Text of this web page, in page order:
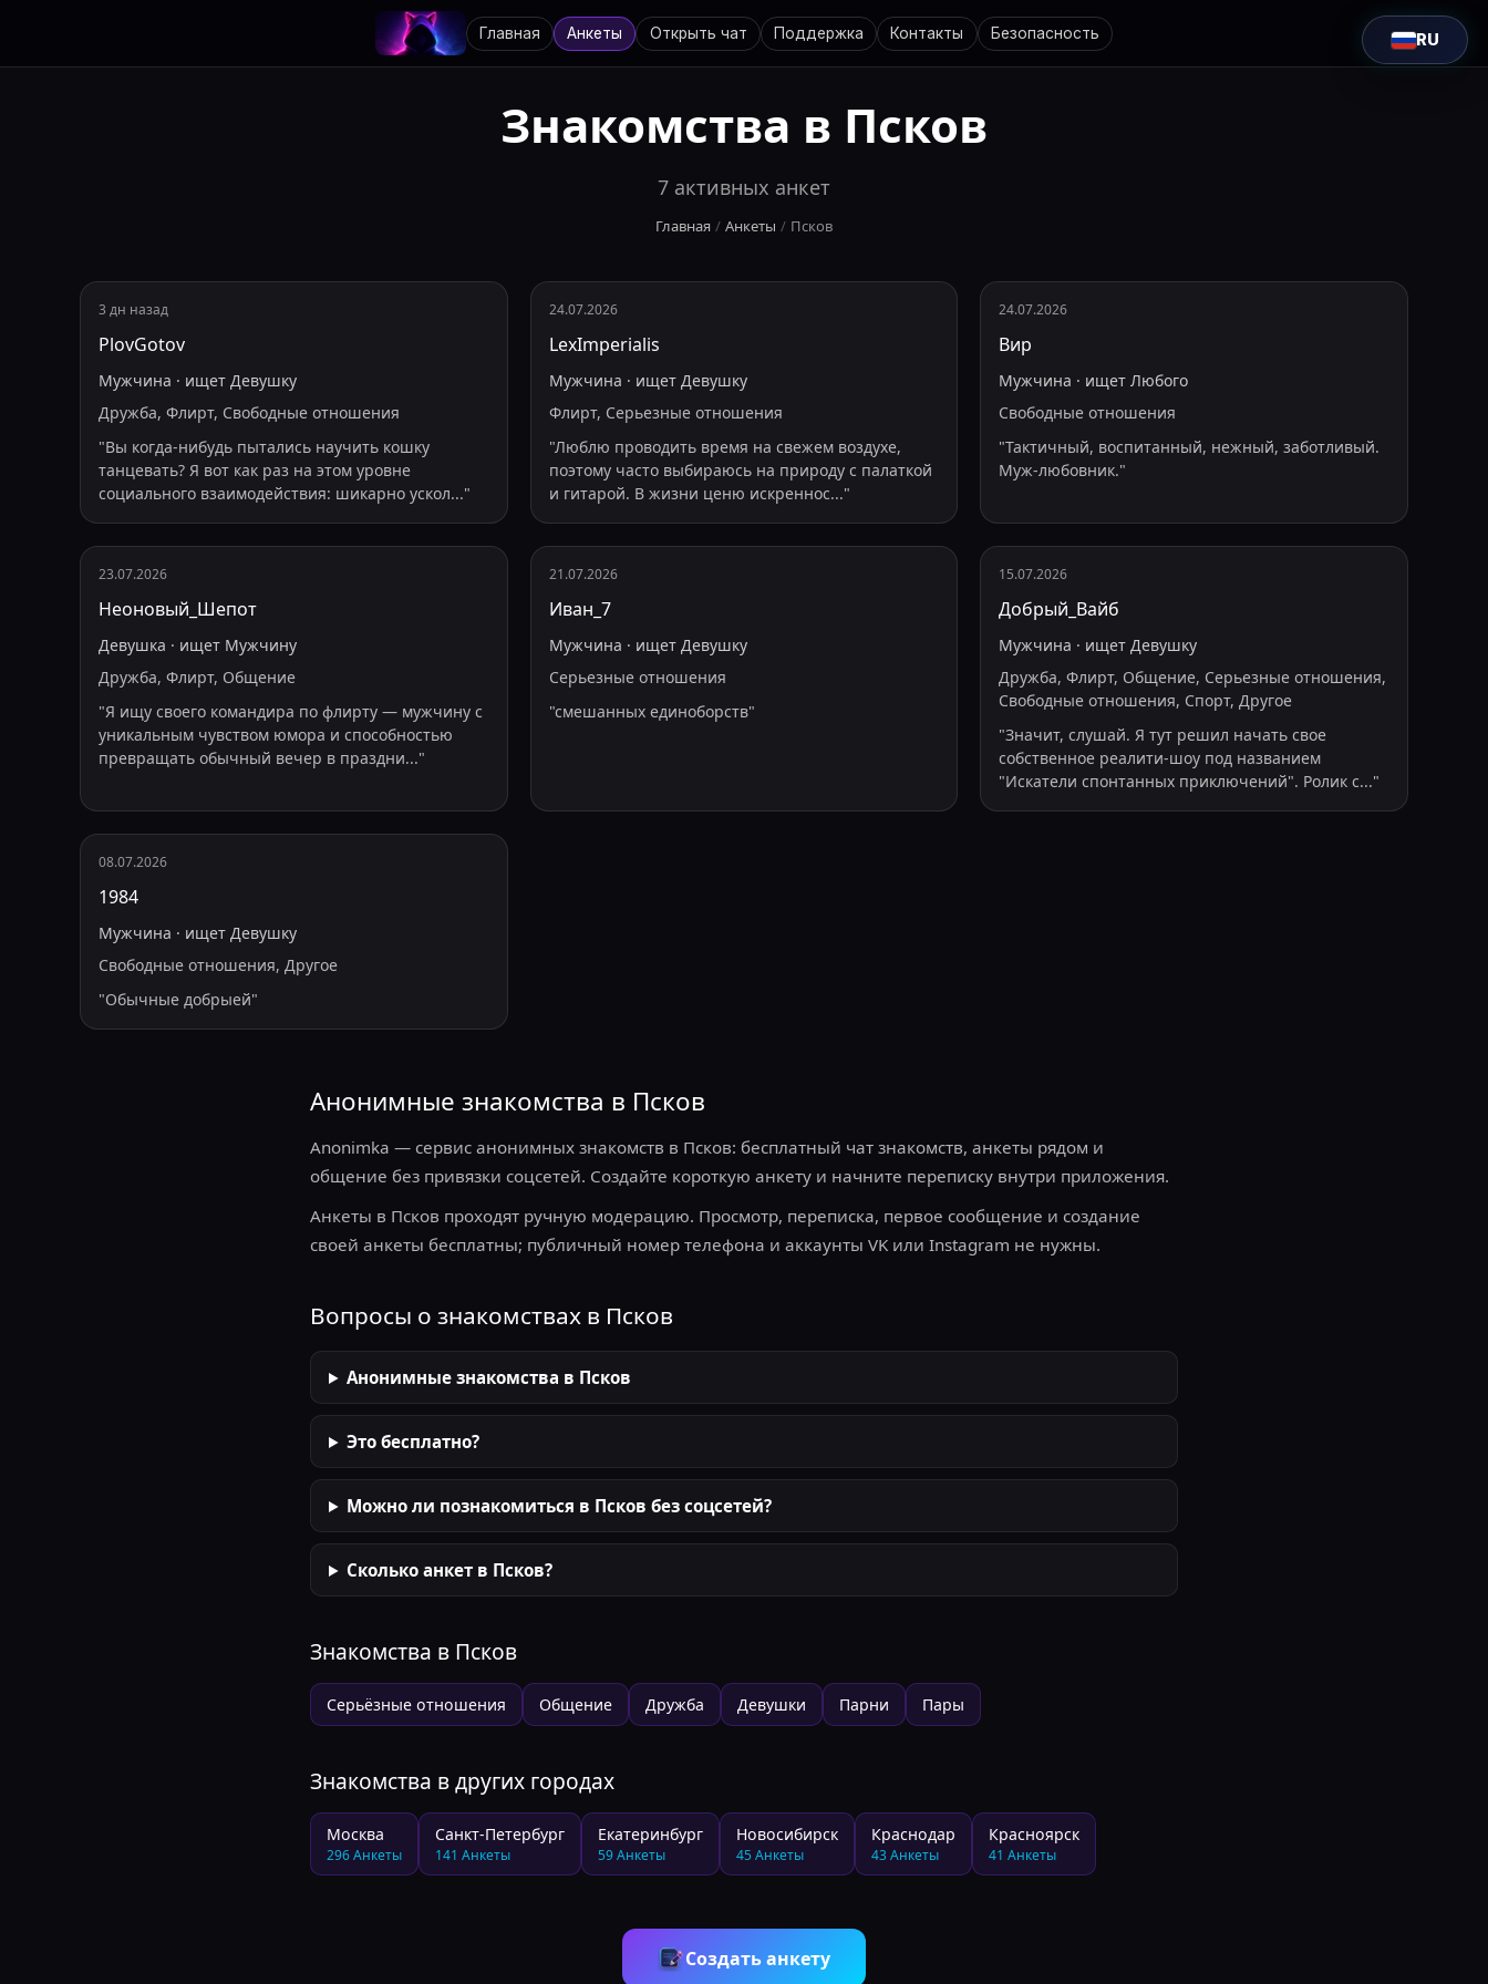
Главная Анкеты Открыть чат Поддержка Контакты Безопасность RU
Знакомства в Псков
7 активных анкет
Главная / Анкеты / Псков
3 дн назад
PlovGotov
Мужчина · ищет Девушку
Дружба, Флирт, Свободные отношения
"Вы когда-нибудь пытались научить кошку
танцевать? Я вот как раз на этом уровне
социального взаимодействия: шикарно ускол..."
24.07.2026
LexImperialis
Мужчина · ищет Девушку
Флирт, Серьезные отношения
"Люблю проводить время на свежем воздухе,
поэтому часто выбираюсь на природу с палаткой
и гитарой. В жизни ценю искреннос..."
24.07.2026
Вир
Мужчина · ищет Любого
Свободные отношения
"Тактичный, воспитанный, нежный, заботливый.
Муж-любовник."
23.07.2026
Неоновый_Шепот
Девушка · ищет Мужчину
Дружба, Флирт, Общение
"Я ищу своего командира по флирту — мужчину с
уникальным чувством юмора и способностью
превращать обычный вечер в праздни..."
21.07.2026
Иван_7
Мужчина · ищет Девушку
Серьезные отношения
"смешанных единоборств"
15.07.2026
Добрый_Вайб
Мужчина · ищет Девушку
Дружба, Флирт, Общение, Серьезные отношения,
Свободные отношения, Спорт, Другое
"Значит, слушай. Я тут решил начать свое
собственное реалити-шоу под названием
"Искатели спонтанных приключений". Ролик с..."
08.07.2026
1984
Мужчина · ищет Девушку
Свободные отношения, Другое
"Обычные добрыей"
Анонимные знакомства в Псков
Anonimka — сервис анонимных знакомств в Псков: бесплатный чат знакомств, анкеты рядом и
общение без привязки соцсетей. Создайте короткую анкету и начните переписку внутри приложения.
Анкеты в Псков проходят ручную модерацию. Просмотр, переписка, первое сообщение и создание
своей анкеты бесплатны; публичный номер телефона и аккаунты VK или Instagram не нужны.
Вопросы о знакомствах в Псков
Анонимные знакомства в Псков
Это бесплатно?
Можно ли познакомиться в Псков без соцсетей?
Сколько анкет в Псков?
Знакомства в Псков
Серьёзные отношения Общение Дружба Девушки Парни Пары
Знакомства в других городах
Москва
296Анкеты
Санкт-Петербург
141 Анкеты
Екатеринбург
59Анкеты
Новосибирск
45 Анкеты
Краснодар
43Анкеты
Красноярск
41 Анкеты
Создать анкету